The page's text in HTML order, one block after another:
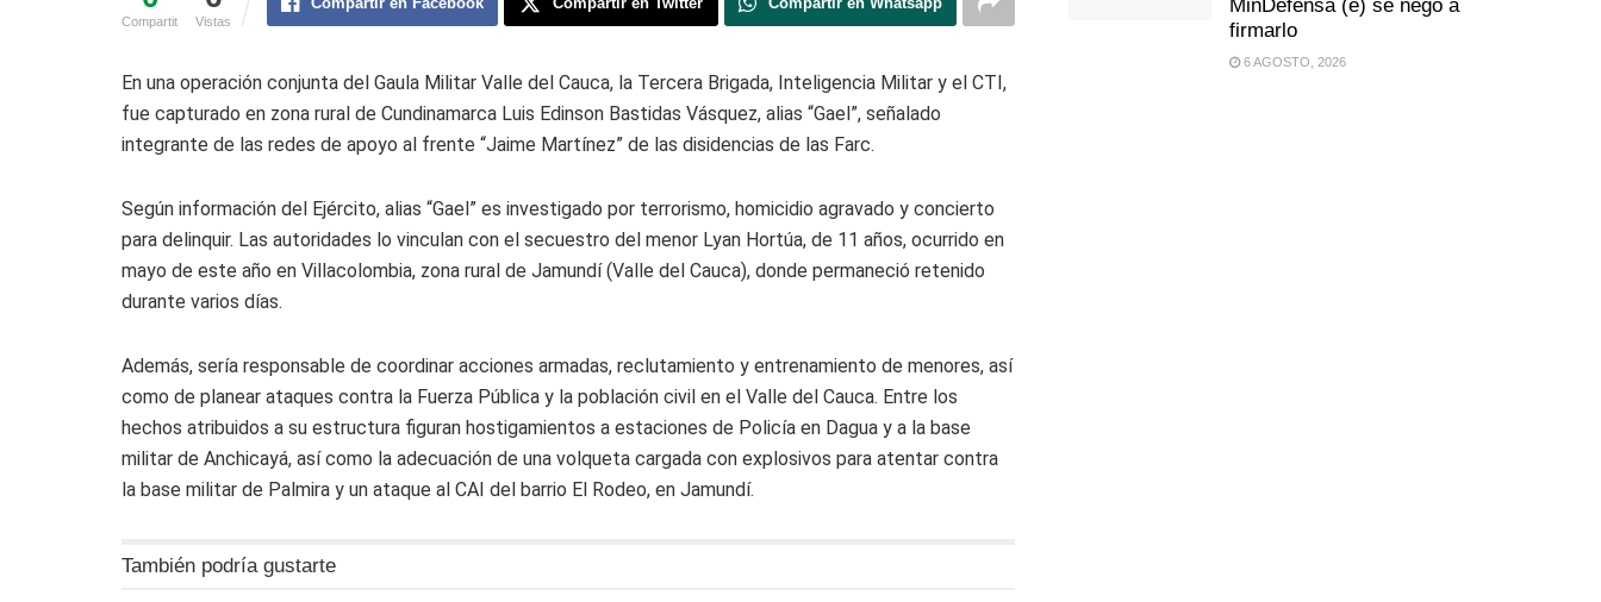
Compartit Vistas
En una operación conjunta del Gaula Militar Valle del Cauca, la Tercera Brigada, Inteligencia Militar y el CTI,
fue capturado en zona rural de Cundinamarca Luis Edinson Bastidas Vásquez, alias “Gael”, señalado
integrante de las redes de apoyo al frente “Jaime Martínez” de las disidencias de las Farc.
Según información del Ejército, alias “Gael” es investigado por terrorismo, homicidio agravado y concierto
para delinquir. Las autoridades lo vinculan con el secuestro del menor Lyan Hortúa, de 11 años, ocurrido en
mayo de este año en Villacolombia, zona rural de Jamundí (Valle del Cauca), donde permaneció retenido
durante varios días.
Además, sería responsable de coordinar acciones armadas, reclutamiento y entrenamiento de menores, así
como de planear ataques contra la Fuerza Pública y la población civil en el Valle del Cauca. Entre los
hechos atribuidos a su estructura figuran hostigamientos a estaciones de Policía en Dagua y a la base
militar de Anchicayá, así como la adecuación de una volqueta cargada con explosivos para atentar contra
la base militar de Palmira y un ataque al CAI del barrio El Rodeo, en Jamundí.
También podría gustarte
MinDefensa (e) se negó a
firmarlo
6 AGOSTO, 2026